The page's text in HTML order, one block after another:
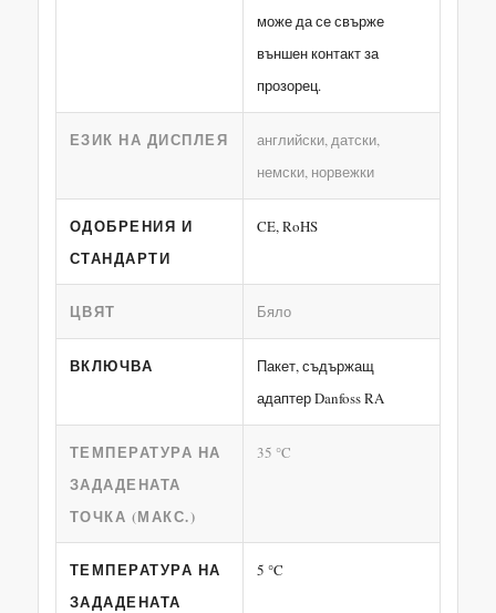
може да се свърже
външен контакт за
прозорец.
ЕЗИК НА ДИСПЛЕЯ
английски, датски,
немски, норвежки
ОДОБРЕНИЯ И
СТАНДАРТИ
CE, RoHS
ЦВЯТ Бяло
ВКЛЮЧВА
Пакет, съдържащ
адаптер Danfoss RA
ТЕМПЕРАТУРА НА
ЗАДАДЕНАТА
ТОЧКА (МАКС.)
35 °C
ТЕМПЕРАТУРА НА
ЗАДАДЕНАТА
5 °C